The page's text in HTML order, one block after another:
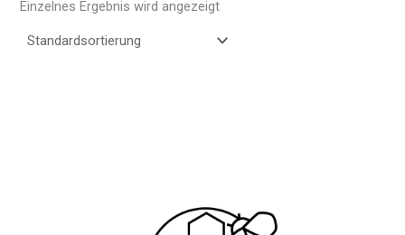
Einzelnes Ergebnis wird angezeigt